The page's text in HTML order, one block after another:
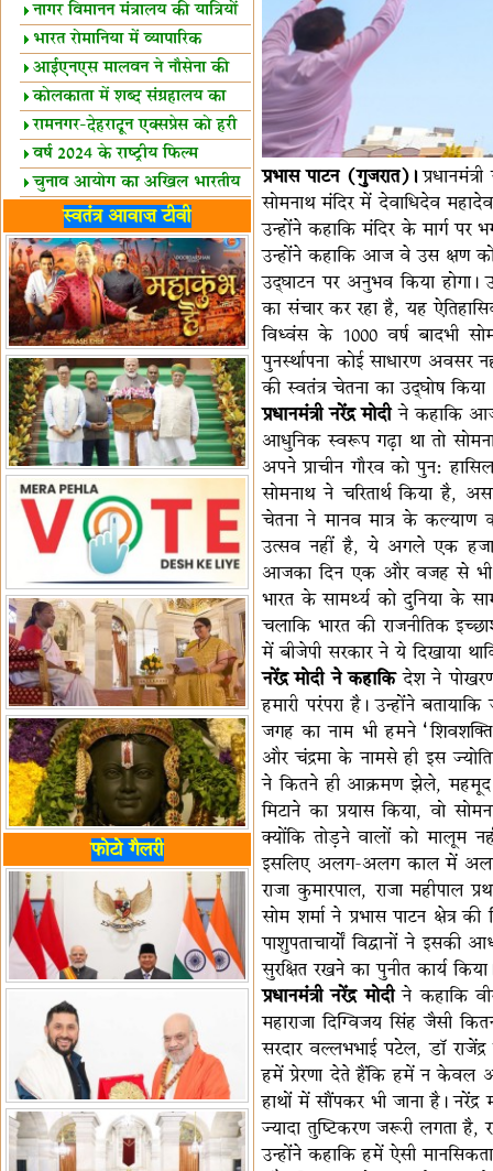
प्रेरणा'
नागर विमानन मंत्रालय की यात्रियों
को सलाह
भारत रोमानिया में व्यापारिक
साझेदारियां
आईएनएस मालवन ने नौसेना की
ताकत बढ़ाई
कोलकाता में शब्द संग्रहालय का
उद्घाटन
रामनगर-देहरादून एक्सप्रेस को हरी
झंडीवर्ष 2024 के राष्ट्रीय फिल्म
पुरस्कारों की घोषणा
चुनाव आयोग का अखिल भारतीय
मीडिया सम्मेलन
भारत में केवड़े का अस्तित्‍व 24
लाख वर्ष!
लखनऊ में 'एक राष्ट्र एक चुनाव'
पर बैठक
विधानमंडल लोकतंत्र की पाठशाला
हैं-बिरला
'द वॉयस ऑफ जस्टिस: जस्टिस
गवई स्पीक्स'
राष्ट्रीय युद्ध स्मारक से 'शौर्य विजय
यात्रा' शुरू
भारत जापान में रक्षा संबंधों का
विस्तार
'एनसीसी को मजबूत करना राष्ट्रीय
जिम्मेदारी'
भारत-ऑस्ट्रेलिया ने खेल संबंधों का
जश्न मनाया
'भारत को फुटबॉल में भी वैश्विक
पहचान दिलाएं'
अल्पसंख्यक मंत्री ने की हज
नीति-2027 की घोषणा
राखीगढ़ी में मिले मानव कंकाल
अवशेष
राष्ट्रपति ने कूनो उद्यान में चीता
प्रबंधन देखा
स्वतंत्र आवाज़ टीवी
फोटो गैलरी
प्रभास पाटन (गुजरात)।
सोमनाथ मंदिर में देवाधिदेव
उन्होंने कहाकि मंदिर के मार्ग
उन्होंने कहाकि आज वे उस क्षण को
उद्घाटन पर अनुभव किया
का संचार कर रहा है, यह
विध्वंस के 1000 वर्ष बादभी
पुनर्स्थापना कोई साधारण अवसर
की स्वतंत्र चेतना का उद्घोष किया
प्रधानमंत्री नरेंद्र मोदीने कहाकि
आधुनिक स्वरूप गढ़ा था तो
अपने प्राचीन गौरव को पुनः
सोमनाथ ने चरितार्थ किया है,
चेतना ने मानव मात्र के कल्याण
उत्सव नहीं है, ये अगले एक हजार
आजका दिन एक और वजह से भी
भारत के सामर्थ्य को दुनिया के
चलाकि भारत की राजनीतिक
में बीजेपी सरकार ने ये दिखाया
नरेंद्र मोदी ने कहाकिदेश ने पोखरण
हमारी परंपरा है। उन्होंने
जगह का नाम भी हमने
और चंद्रमा के नामसे ही इस
ने कितने ही आक्रमण झेले, महमूद
मिटाने का प्रयास किया, वो
क्योंकि तोड़ने वालों को मालूम
इसलिए अलग-अलग काल में अलग-
राजा कुमारपाल, राजा महीपाल
सोम शर्मा ने प्रभास पाटन क्षेत्र
पाशुपताचार्यों विद्वानों ने
सुरक्षित रखने का पुनीत कार्य किया।
प्रधानमंत्री नरेंद्र मोदीने कहाकि
महाराजा दिग्विजय सिंह जैसी
सरदार वल्लभभाई पटेल, डॉ
हमें प्रेरणा देते हैंकि हमें न केवल
हाथों में सौंपकर भी जाना है। नरेंद्र
ज्यादा तुष्टिकरण जरूरी लगता है,
उन्होंने कहाकि हमें ऐसी